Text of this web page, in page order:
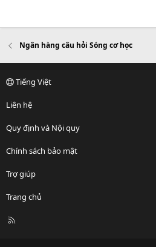
Ngân hàng câu hỏi Sóng cơ học
Tiếng Việt
Liên hệ
Quy định và Nội quy
Chính sách bảo mật
Trợ giúp
Trang chủ
R